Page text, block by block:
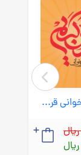
آموزش روخوانی قرآن کریم - سطح 1 (بین الملل) وزیری شومیز